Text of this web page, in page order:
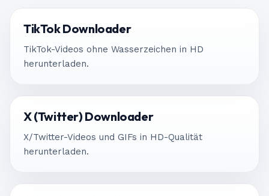
TikTok Downloader
TikTok-Videos ohne Wasserzeichen in HD
herunterladen.
X (Twitter) Downloader
X/Twitter-Videos und GIFs in HD-Qualität
herunterladen.